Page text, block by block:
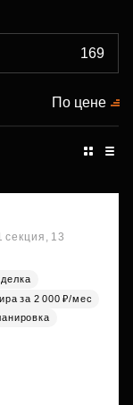
По цене
секция, 13
за 2 000 ₽/мес